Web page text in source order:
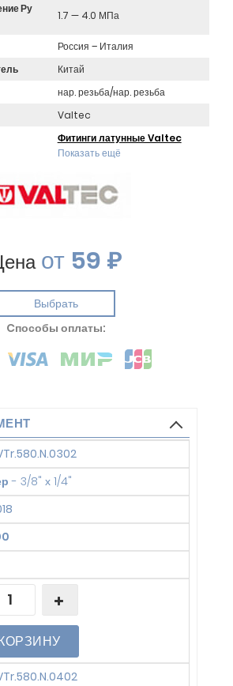
Ру
1.7 — 4.0 МПа
Россия – Италия
Китай
нар. резьба/нар. резьба
Valtec
Фитинги латунные Valtec
Показать ещё
от 59 ₽
Выбрать
Cпособы оплаты:
- 3/8" х 1/4"